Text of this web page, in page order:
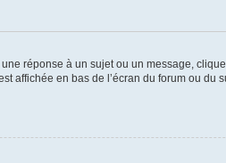
réponse à un sujet ou un message,
affichée en bas de l’écran du forum ou